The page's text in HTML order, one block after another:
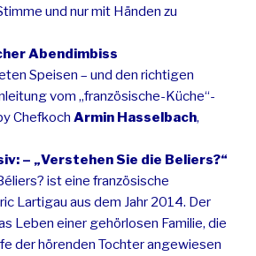
und nur mit Händen zu
Abendimbiss
Speisen – und den richtigen
vom „französische-Küche“-
Chefkoch Armin Hasselbach,
– „Verstehen Sie die Beliers?“
ist eine französische
Lartigau aus dem Jahr 2014. Der
Leben einer gehörlosen Familie, die
der hörenden Tochter angewiesen